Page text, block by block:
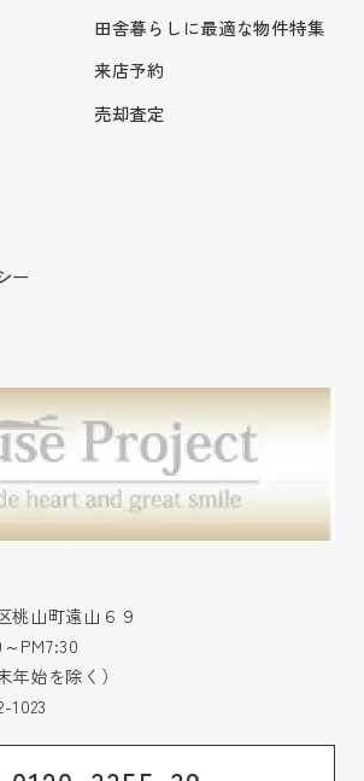
田舎暮らしに最適な物件特集
来店予約
売却査定
ー
桃山町遠山６９
PM7:30
始を除く）
1023